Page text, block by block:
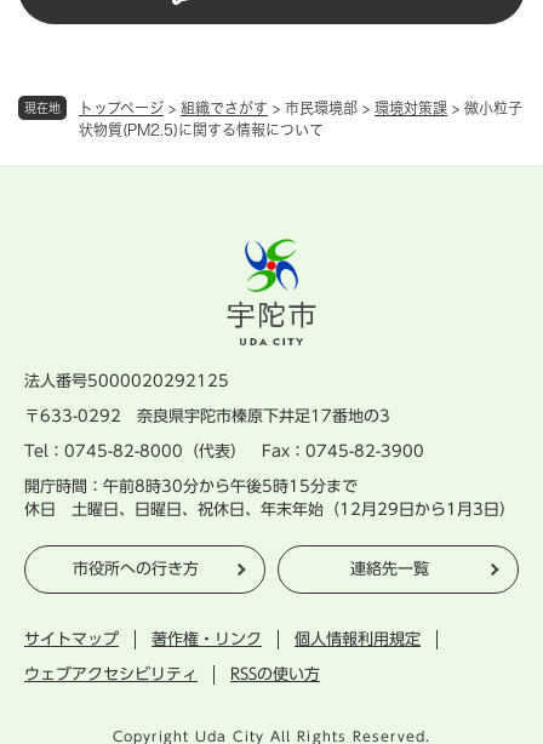
現在地 トップページ > 組織でさがす > 市民環境部 > 環境対策課 > 微小粒子
状物質(PM2.5)に関する情報について
法人番号5000020292125
〒633-0292 奈良県宇陀市榛原下井足17番地の3
Tel：0745-82-8000（代表） Fax：0745-82-3900
開庁時間：午前8時30分から午後5時15分まで
休日 土曜日、日曜日、祝休日、年末年始（12月29日から1月3日）
市役所への行き方 連絡先一覧
サイトマップ 著作権・リンク 個人情報利用規定
ウェブアクセシビリティ RSSの使い方
Copyright Uda City All Rights Reserved.